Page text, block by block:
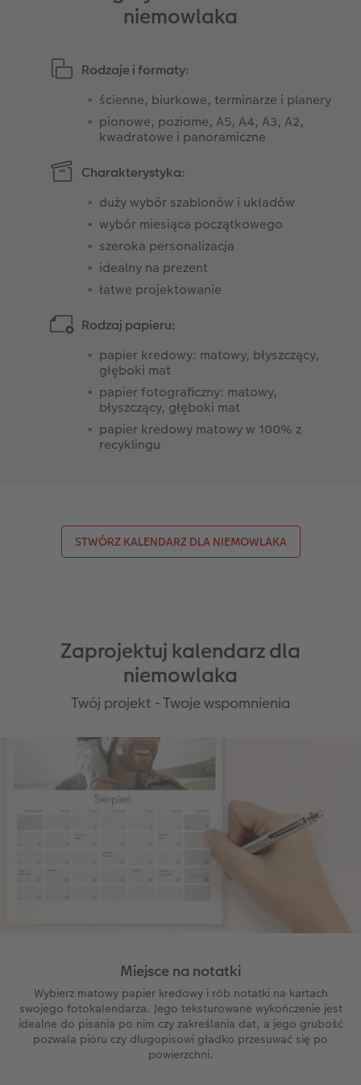
niemowlaka
Rodzaje i formaty:
ścienne, biurkowe, terminarze i planery
pionowe, poziome, A5, A4, A3, A2,
kwadratowe i panoramiczne
Charakterystyka:
duży wybór szablonów i układów
wybór miesiąca początkowego
szeroka personalizacja
idealny na prezent
łatwe projektowanie
Rodzaj papieru:
papier kredowy: matowy, błyszczący,
głęboki mat
papier fotograficzny: matowy,
błyszczący, głęboki mat
papier kredowy matowy w 100% z
recyklingu
STWÓRZ KALENDARZ DLA NIEMOWLAKA
Zaprojektuj kalendarz dla
niemowlaka
Twój projekt - Twoje wspomnienia
Miejsce na notatki
Wybierz matowy papier kredowy i rób notatki na kartach
swojego fotokalendarza. Jego teksturowane wykończenie jest
idealne do pisania po nim czy zakreślania dat, a jego grubość
pozwala pióru czy długopisowi gładko przesuwać się po
powierzchni.